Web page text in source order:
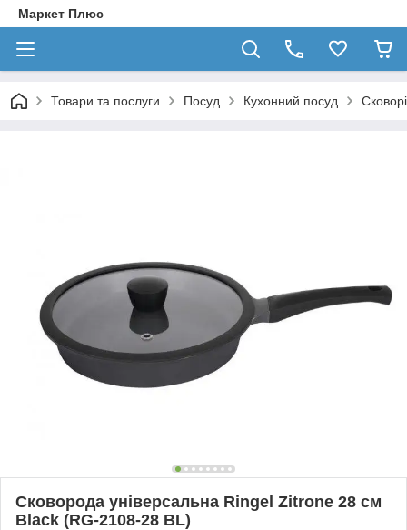
Маркет Плюс
Товари та послуги Посуд Кухонний посуд
Сковорода універсальна Ringel Zitrone 28 см
Black (RG-2108-28 BL)